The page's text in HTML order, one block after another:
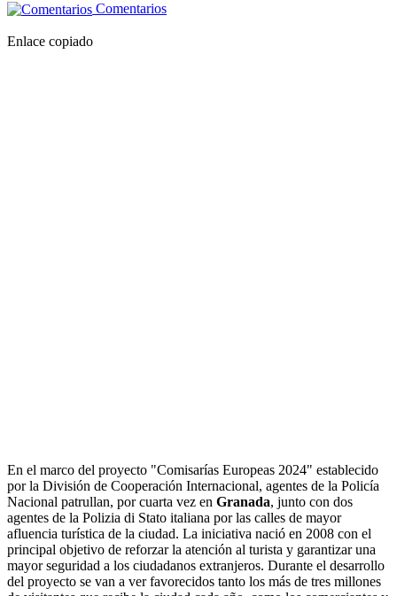
Comentarios
Enlace copiado
En el marco del proyecto "Comisarías Europeas 2024" establecido
por la División de Cooperación Internacional, agentes de la Policía
Nacional patrullan, por cuarta vez en Granada, junto con dos
agentes de la Polizia di Stato italiana por las calles de mayor
afluencia turística de la ciudad. La iniciativa nació en 2008 con el
principal objetivo de reforzar la atención al turista y garantizar una
mayor seguridad a los ciudadanos extranjeros. Durante el desarrollo
del proyecto se van a ver favorecidos tanto los más de tres millones